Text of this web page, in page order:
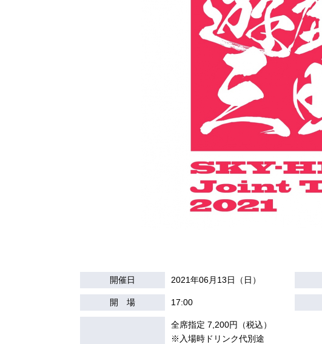
開催日 2021年06月13日（日）
開 場 17:00
全席指定 7,200円（税込）
※入場時ドリンク代別途